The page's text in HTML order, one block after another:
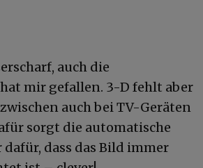
auch die
mir gefallen. 3-D fehlt aber
auch bei TV-Geräten
sorgt die automatische
dass das Bild immer